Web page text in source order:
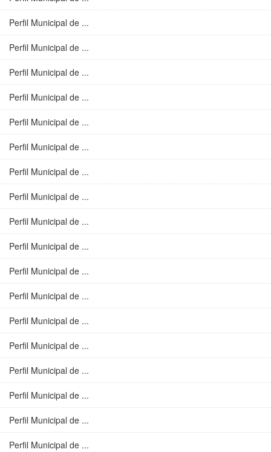
Perfil Municipal de ...
Perfil Municipal de ...
Perfil Municipal de ...
Perfil Municipal de ...
Perfil Municipal de ...
Perfil Municipal de ...
Perfil Municipal de ...
Perfil Municipal de ...
Perfil Municipal de ...
Perfil Municipal de ...
Perfil Municipal de ...
Perfil Municipal de ...
Perfil Municipal de ...
Perfil Municipal de ...
Perfil Municipal de ...
Perfil Municipal de ...
Perfil Municipal de ...
Perfil Municipal de ...